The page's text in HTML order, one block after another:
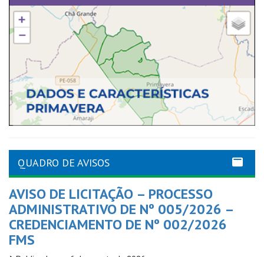
QUADRO DE AVISOS
AVISO DE LICITAÇÃO – PROCESSO
ADMINISTRATIVO DE Nº 005/2026 –
CREDENCIAMENTO DE Nº 002/2026
FMS